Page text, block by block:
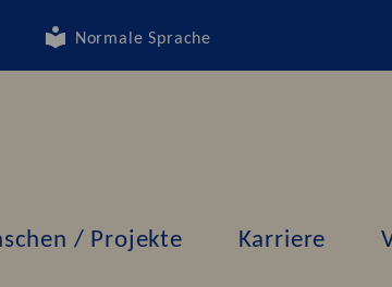
Normale Sprache
/ Projekte Karriere